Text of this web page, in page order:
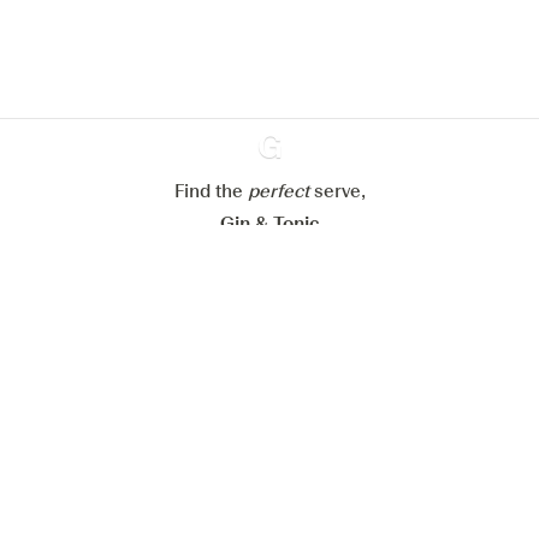
Ginventory
Find the perfectserve,
Gin & Tonic